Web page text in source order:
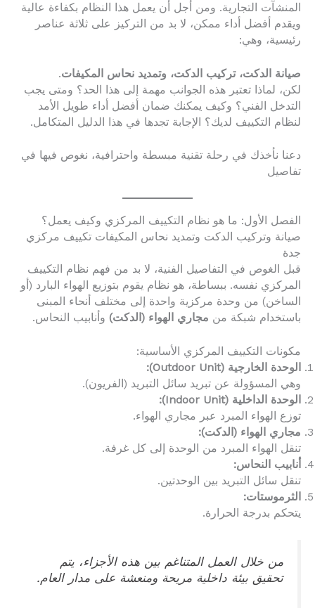
المنشآت التجارية. ومن أجل أن يعمل هذا النظام بكفاءة عالية
ويقدم أفضل أداء ممكن، لا بد من التركيز على ثلاثة عناصر
رئيسية، وهي:
صيانة الدكت، تركيب الدكت، وتمديد نحاس المكيفات.
لكن، لماذا تعتبر هذه الجوانب مهمة إلى هذا الحد؟ ومتى يجب
التدخل الفني؟ وكيف يمكنك ضمان أفضل أداء طويل الأمد
لنظام التكييف لديك؟ الإجابة تجدها في هذا الدليل المتكامل.
دعنا نأخذك في رحلة تقنية مبسطة واحترافية، نغوص فيها في
تفاصيل
الفصل الأول: ما هو نظام التكييف المركزي وكيف يعمل؟
صيانة وتركيب الدكت وتمديد نحاس المكيفات تكييف مركزي
جدة
قبل الغوص في التفاصيل الفنية، لا بد من فهم نظام التكييف
المركزي نفسه. ببساطة، هو نظام يقوم بتوزيع الهواء البارد (أو
الساخن) من وحدة مركزية واحدة إلى مختلف أنحاء المبنى
باستخدام شبكة من مجاري الهواء (الدكت) وأنابيب النحاس.
مكونات التكييف المركزي الأساسية:
الوحدة الخارجية (Outdoor Unit):
وهي المسؤولة عن تبريد سائل التبريد (الفريون).
الوحدة الداخلية (Indoor Unit):
توزع الهواء المبرد عبر مجاري الهواء.
مجاري الهواء (الدكت):
تنقل الهواء المبرد من الوحدة إلى كل غرفة.
أنابيب النحاس:
تنقل سائل التبريد بين الوحدتين.
الثرموستات:
يتحكم بدرجة الحرارة.
من خلال العمل المتناغم بين هذه الأجزاء، يتم
تحقيق بيئة داخلية مريحة ومنعشة على مدار العام.